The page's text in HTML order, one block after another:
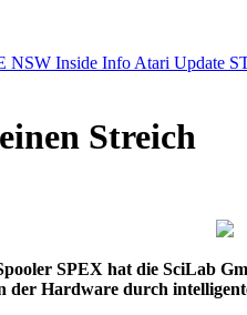
NSW Inside Info Atari Update
Streich
SPEX hat die SciLab
der Hardware durch